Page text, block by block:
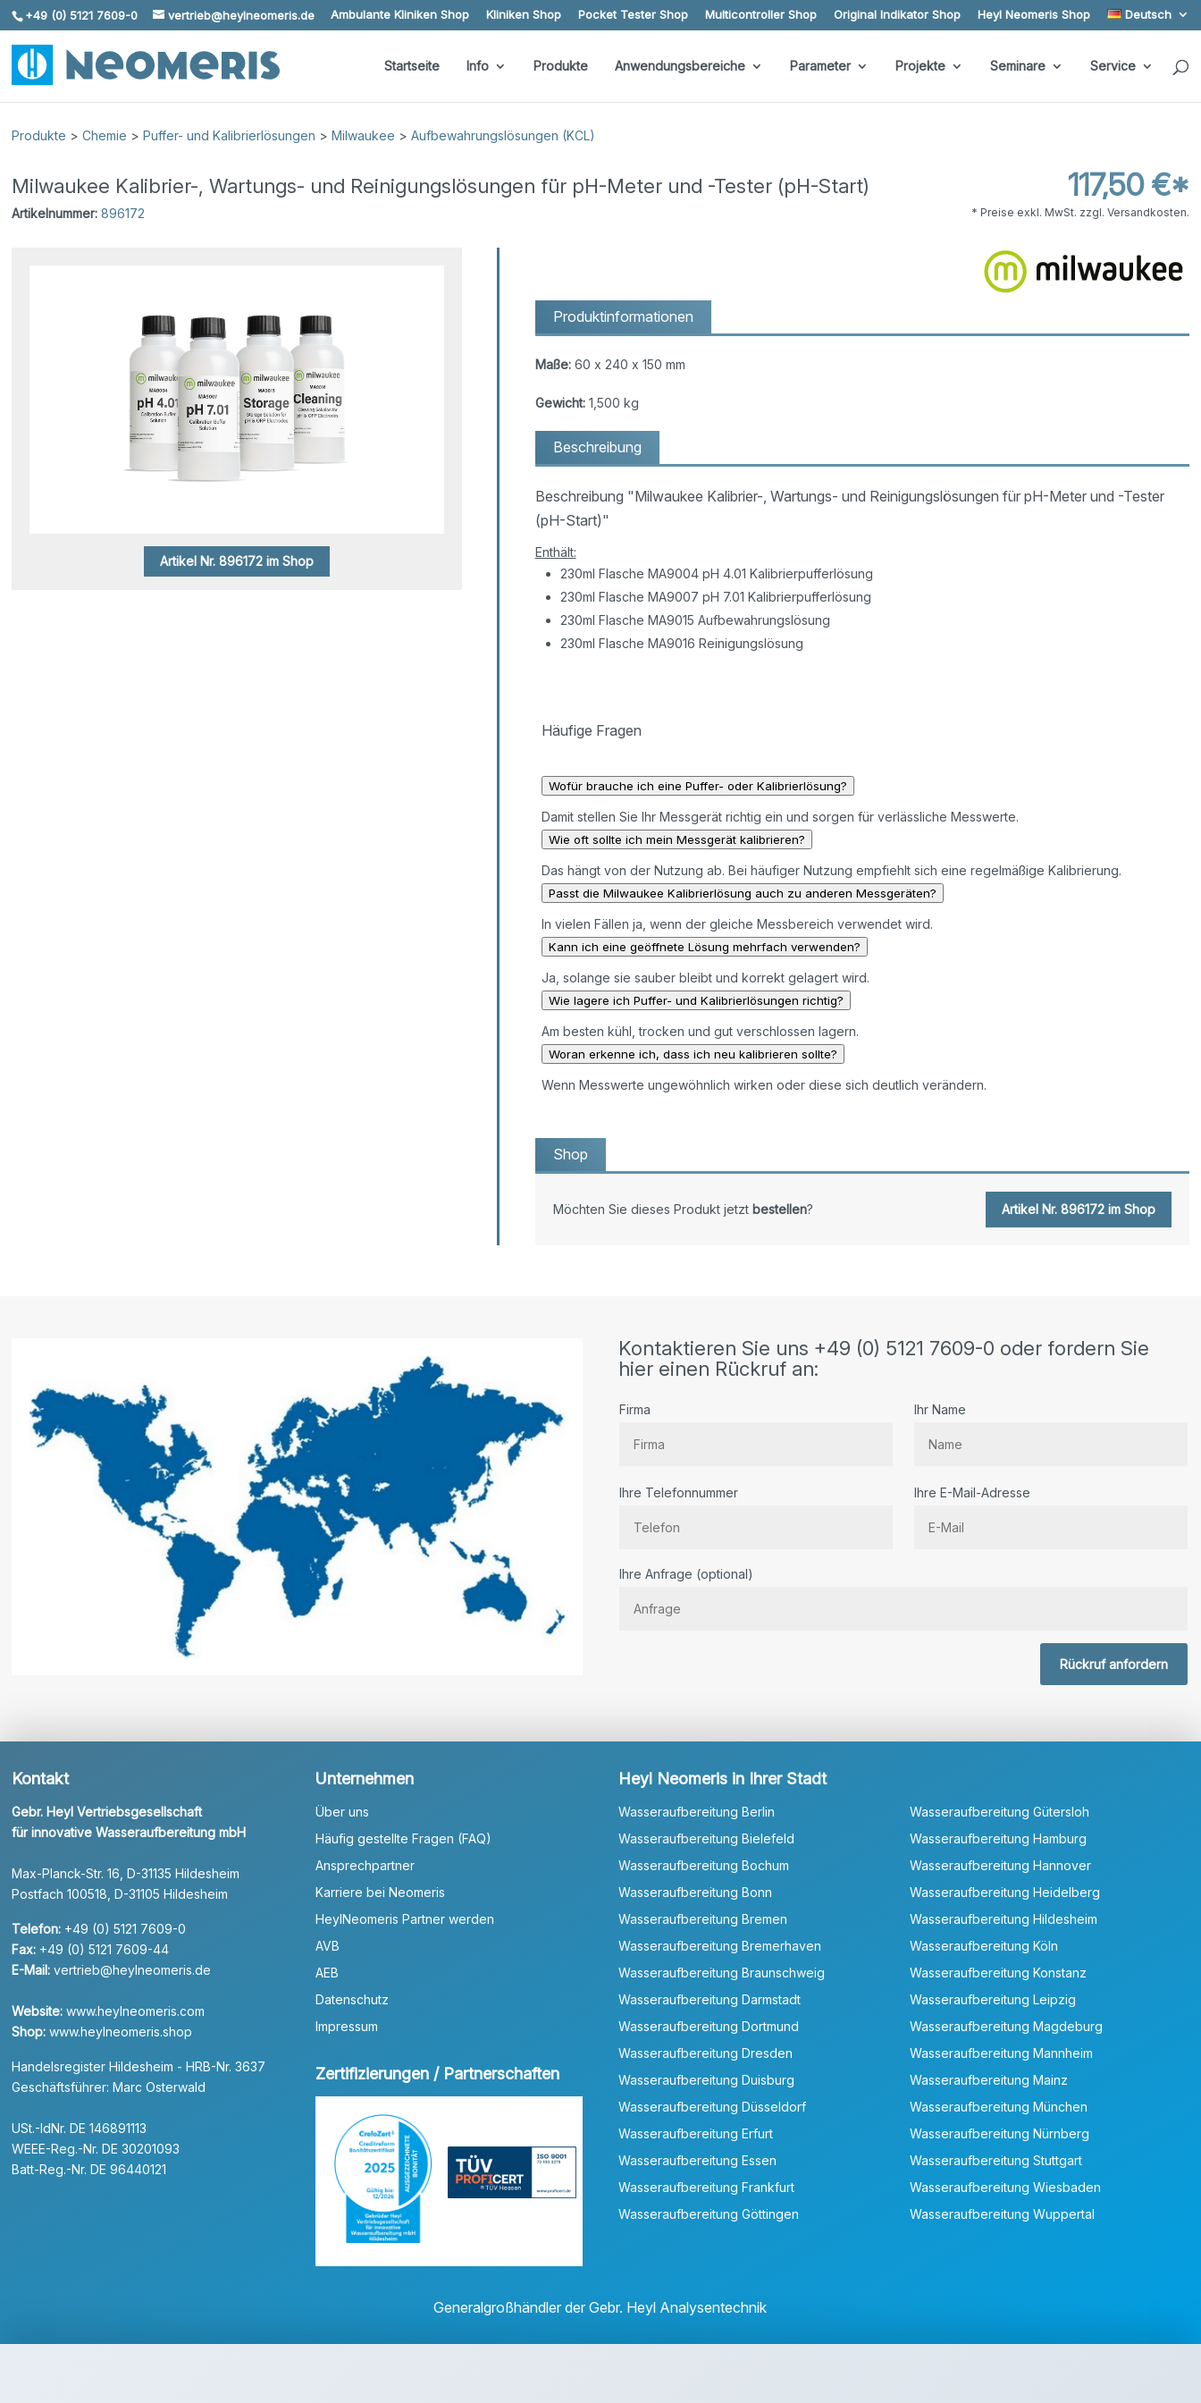
Skip To Content
+49 (0) 5121 7609-0 vertrieb@heylneomeris.de Ambulante Kliniken Shop Kliniken Shop Pocket Tester Shop Multicontroller Shop Original Indikator Shop Heyl Neomeris Shop Deutsch
Startseite Info Produkte Anwendungsbereiche Parameter Projekte Seminare Service
Produkte >Chemie >Puffer- und Kalibrierlösungen >Milwaukee >Aufbewahrungslösungen (KCL)
Milwaukee Kalibrier-, Wartungs- und Reinigungslösungen für pH-Meter und -Tester (pH-Start)
Artikelnummer: 896172
117,50 €*
* Preise exkl. MwSt. zzgl. Versandkosten.
Artikel Nr. 896172 im Shop
Produktinformationen
Maße:60 x 240 x 150 mm
Gewicht:1,500 kg
Beschreibung
Beschreibung "Milwaukee Kalibrier-, Wartungs- und Reinigungslösungen für pH-Meter und -Tester
(pH-Start)"
Enthält:
230ml Flasche MA9004 pH 4.01 Kalibrierpufferlösung
230ml Flasche MA9007 pH 7.01 Kalibrierpufferlösung
230ml Flasche MA9015 Aufbewahrungslösung
230ml Flasche MA9016 Reinigungslösung
Häufige Fragen
Wofür brauche ich eine Puffer- oder Kalibrierlösung?
Damit stellen Sie Ihr Messgerät richtig ein und sorgen für verlässliche Messwerte.
Wie oft sollte ich mein Messgerät kalibrieren?
Das hängt von der Nutzung ab. Bei häufiger Nutzung empfiehlt sich eine regelmäßige Kalibrierung.
Passt die Milwaukee Kalibrierlösung auch zu anderen Messgeräten?
In vielen Fällen ja, wenn der gleiche Messbereich verwendet wird.
Kann ich eine geöffnete Lösung mehrfach verwenden?
Ja, solange sie sauber bleibt und korrekt gelagert wird.
Wie lagere ich Puffer- und Kalibrierlösungen richtig?
Am besten kühl, trocken und gut verschlossen lagern.
Woran erkenne ich, dass ich neu kalibrieren sollte?
Wenn Messwerte ungewöhnlich wirken oder diese sich deutlich verändern.
Shop
Möchten Sie dieses Produkt jetzt bestellen? Artikel Nr. 896172 im Shop
Kontaktieren Sie uns +49 (0) 5121 7609-0 oder fordern Sie
hier einen Rückruf an:
Firma Ihr Name
Ihre Telefonnummer Ihre E-Mail-Adresse
Ihre Anfrage (optional)
Rückruf anfordern
Kontakt
Gebr. Heyl Vertriebsgesellschaft
für innovative Wasseraufbereitung mbH
Max-Planck-Str. 16, D-31135 Hildesheim
Postfach 100518, D-31105 Hildesheim
Telefon: +49 (0) 5121 7609-0
Fax: +49 (0) 5121 7609-44
E-Mail: vertrieb@heylneomeris.de
Website: www.heylneomeris.com
Shop: www.heylneomeris.shop
Handelsregister Hildesheim - HRB-Nr. 3637
Geschäftsführer: Marc Osterwald
USt.-IdNr. DE 146891113
WEEE-Reg.-Nr. DE 30201093
Batt-Reg.-Nr. DE 96440121
Unternehmen
Über uns
Häufig gestellte Fragen (FAQ)
Ansprechpartner
Karriere bei Neomeris
HeylNeomeris Partner werden
AVB
AEB
Datenschutz
Impressum
Zertifizierungen / Partnerschaften
Heyl Neomeris in Ihrer Stadt
Wasseraufbereitung Berlin
Wasseraufbereitung Bielefeld
Wasseraufbereitung Bochum
Wasseraufbereitung Bonn
Wasseraufbereitung Bremen
Wasseraufbereitung Bremerhaven
Wasseraufbereitung Braunschweig
Wasseraufbereitung Darmstadt
Wasseraufbereitung Dortmund
Wasseraufbereitung Dresden
Wasseraufbereitung Duisburg
Wasseraufbereitung Düsseldorf
Wasseraufbereitung Erfurt
Wasseraufbereitung Essen
Wasseraufbereitung Frankfurt
Wasseraufbereitung Göttingen
Wasseraufbereitung Gütersloh
Wasseraufbereitung Hamburg
Wasseraufbereitung Hannover
Wasseraufbereitung Heidelberg
Wasseraufbereitung Hildesheim
Wasseraufbereitung Köln
Wasseraufbereitung Konstanz
Wasseraufbereitung Leipzig
Wasseraufbereitung Magdeburg
Wasseraufbereitung Mannheim
Wasseraufbereitung Mainz
Wasseraufbereitung München
Wasseraufbereitung Nürnberg
Wasseraufbereitung Stuttgart
Wasseraufbereitung Wiesbaden
Wasseraufbereitung Wuppertal
Generalgroßhändler der Gebr. Heyl Analysentechnik